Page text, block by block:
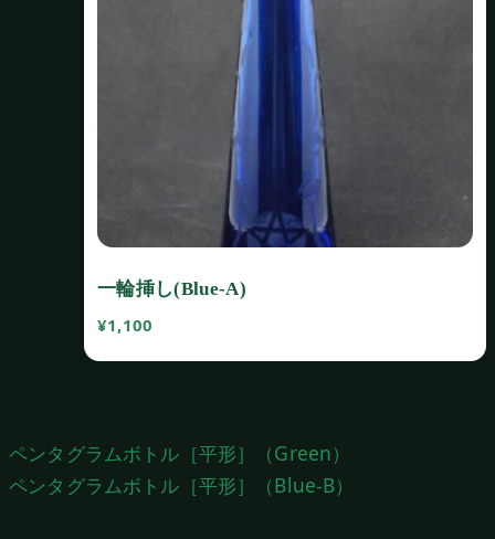
一輪挿し(Blue-A)
¥1,100
投
稿
ペンタグラムボトル［平形］（Green）
ペンタグラムボトル［平形］（Blue‐B）